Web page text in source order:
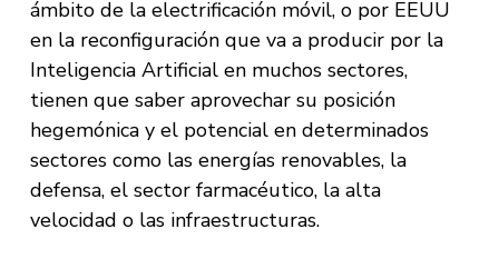
ámbito de la electrificación móvil, o por EEUU
en la reconfiguración que va a producir por la
Inteligencia Artificial en muchos sectores,
tienen que saber aprovechar su posición
hegemónica y el potencial en determinados
sectores como las energías renovables, la
defensa, el sector farmacéutico, la alta
velocidad o las infraestructuras.